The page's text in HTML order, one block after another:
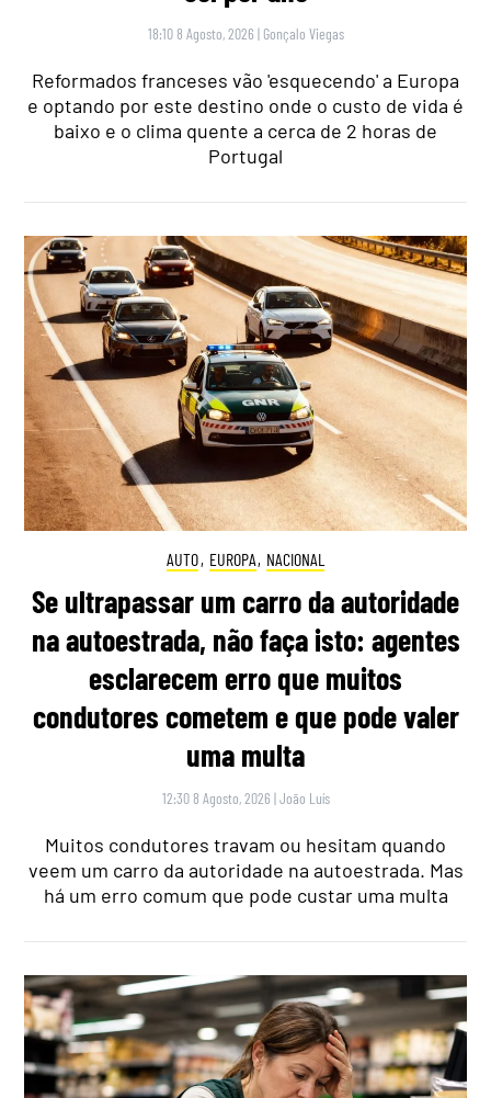
18:10 8 Agosto, 2026 | Gonçalo Viegas
Reformados franceses vão 'esquecendo' a Europa
e optando por este destino onde o custo de vida é
baixo e o clima quente a cerca de 2 horas de
Portugal
AUTO, EUROPA, NACIONAL
Se ultrapassar um carro da autoridade
na autoestrada, não faça isto: agentes
esclarecem erro que muitos
condutores cometem e que pode valer
uma multa
12:30 8 Agosto, 2026 |João Luís
Muitos condutores travam ou hesitam quando
veem um carro da autoridade na autoestrada. Mas
há um erro comum que pode custar uma multa